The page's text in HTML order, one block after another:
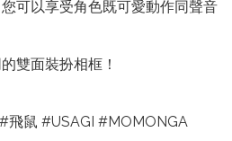
可以享受角色既可愛動作同聲音
雙面裝扮相框！
飛鼠 #USAGI #MOMONGA